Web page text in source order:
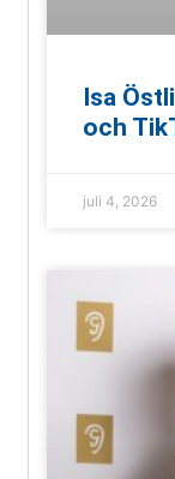
Isa
och
juli 4, 2026